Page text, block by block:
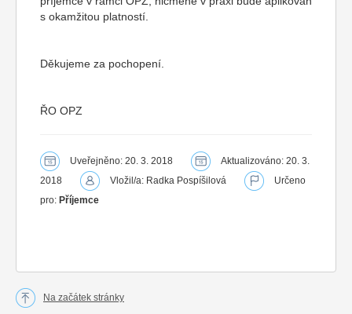
s okamžitou platností.
Děkujeme za pochopení.
ŘO OPZ
Uveřejněno: 20. 3. 2018
Aktualizováno: 20. 3.
2018
Vložil/a: Radka Pospíšilová
Určeno
pro: Příjemce
Na začátek stránky